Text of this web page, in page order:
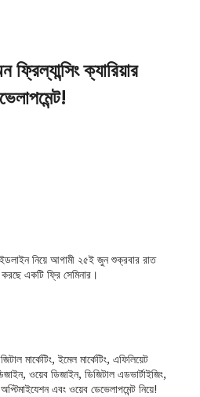
ক্যারিয়ার
নিয়ে আগামী ২৫ই জুন শুক্রবার রাত
একটি ফ্রি সেমিনার।
মার্কেটিং, ইমেল মার্কেটিং, এফিলিয়েট
ওয়েব ডিজাইন, ডিজিটাল এডভার্টাইজিং,
এবং ওয়েব ডেভেলাপমেন্ট নিয়ে!